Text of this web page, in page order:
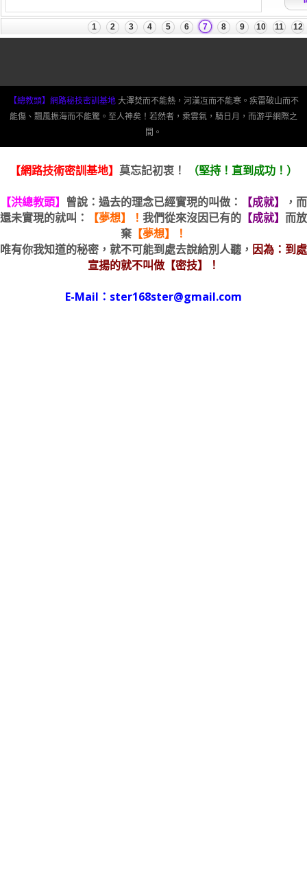
【總教頭】網路秘技密訓基地大澤焚而不能熱，河漢冱而不能寒。疾雷破山而不
能傷、飄風振海而不能驚。至人神矣！若然者，乘雲氣，騎日月，而游乎網際之
【網路技術密訓基地】 莫忘記初衷！ （堅持！直到成功！）
【洪總教頭】曾說：過去的理念已經實現的叫做： 【成就】 ，而
還未實現的就叫：
【夢想】！我們從來沒因已有的 【成就】 而放
棄【夢想】！
唯有你我知道的秘密，就不可能到處去說給別人聽， 因為：到處
宣揚的就不叫做【密技】！
E-Mail：ster168ster@gmail.com